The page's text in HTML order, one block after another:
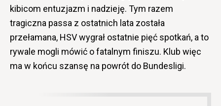
kibicom entuzjazm i nadzieję. Tym razem
tragiczna passa z ostatnich lata została
przełamana, HSV wygrał ostatnie pięć spotkań, a to
rywale mogli mówić o fatalnym finiszu. Klub więc
ma w końcu szansę na powrót do Bundesligi.